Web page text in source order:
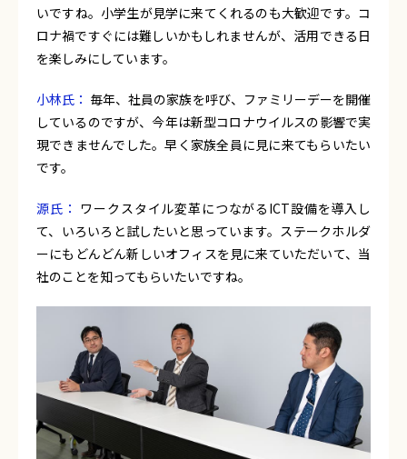
いですね。小学生が見学に来てくれるのも大歓迎です。コ
ロナ禍ですぐには難しいかもしれませんが、活用できる日
を楽しみにしています。
小林氏： 毎年、社員の家族を呼び、ファミリーデーを開催
しているのですが、今年は新型コロナウイルスの影響で実
現できませんでした。早く家族全員に見に来てもらいたい
です。
源氏： ワークスタイル変革につながるICT設備を導入し
て、いろいろと試したいと思っています。ステークホルダ
ーにもどんどん新しいオフィスを見に来ていただいて、当
社のことを知ってもらいたいですね。